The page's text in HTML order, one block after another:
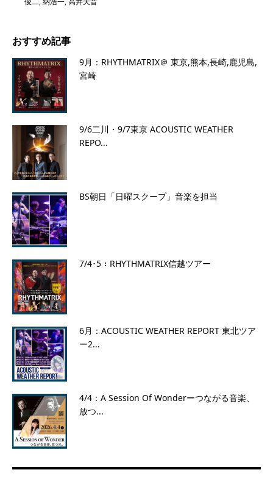
おすすめ記事
9月：RHYTHMATRIX＠ 東京,熊本,長崎,鹿児島,
宮崎
9/6二川・9/7東京 ACOUSTIC WEATHER
REPO...
BS朝日「日曜スクープ」音楽を担当
7/4･5：RHYTHMATRIX信越ツアー
6月：ACOUSTIC WEATHER REPORT 東北ツア
ー2...
4/4：A Session Of Wonderーつながる音楽、
放つ...